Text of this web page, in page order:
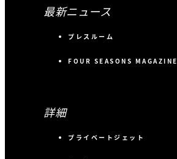
最新ニュース
プレスルーム
FOUR SEASONS MAGAZINE
詳細
プライベートジェット